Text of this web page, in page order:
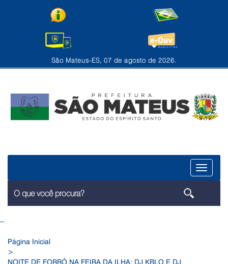
São Mateus-ES, 07 de agosto de 2026.
Menu
--
Página Inicial
>
NOITE DE FORRÓ NA FEIRA DA ILHA: DJ KBLO E DJ